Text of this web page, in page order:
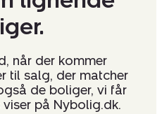
når der kommer
til salg, der matcher
de boliger, vi får
på Nybolig.dk.